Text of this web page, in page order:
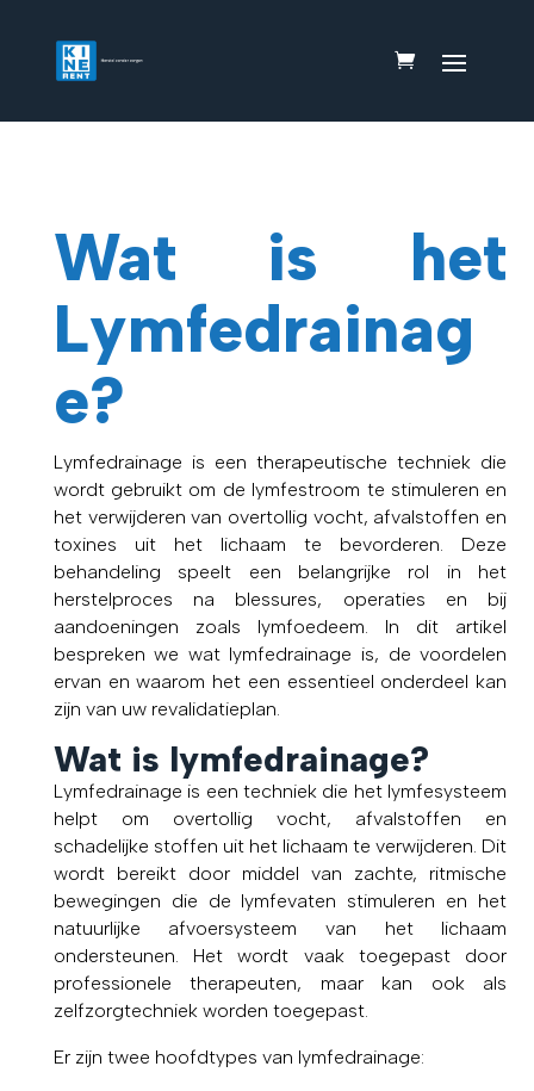
Wat is het
Lymfedrainag
e?
Lymfedrainage is een therapeutische techniek die
wordt gebruikt om de lymfestroom te stimuleren en
het verwijderen van overtollig vocht, afvalstoffen en
toxines uit het lichaam te bevorderen. Deze
behandeling speelt een belangrijke rol in het
herstelproces na blessures, operaties en bij
aandoeningen zoals lymfoedeem. In dit artikel
bespreken we wat lymfedrainage is, de voordelen
ervan en waarom het een essentieel onderdeel kan
zijn van uw revalidatieplan.
Wat is lymfedrainage?
Lymfedrainage is een techniek die het lymfesysteem
helpt om overtollig vocht, afvalstoffen en
schadelijke stoffen uit het lichaam te verwijderen. Dit
wordt bereikt door middel van zachte, ritmische
bewegingen die de lymfevaten stimuleren en het
natuurlijke afvoersysteem van het lichaam
ondersteunen. Het wordt vaak toegepast door
professionele therapeuten, maar kan ook als
zelfzorgtechniek worden toegepast.
Er zijn twee hoofdtypes van lymfedrainage: